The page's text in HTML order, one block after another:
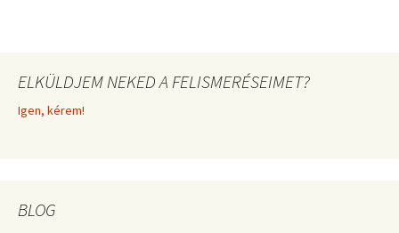
ELKÜLDJEM NEKED A FELISMERÉSEIMET?
Igen, kérem!
BLOG